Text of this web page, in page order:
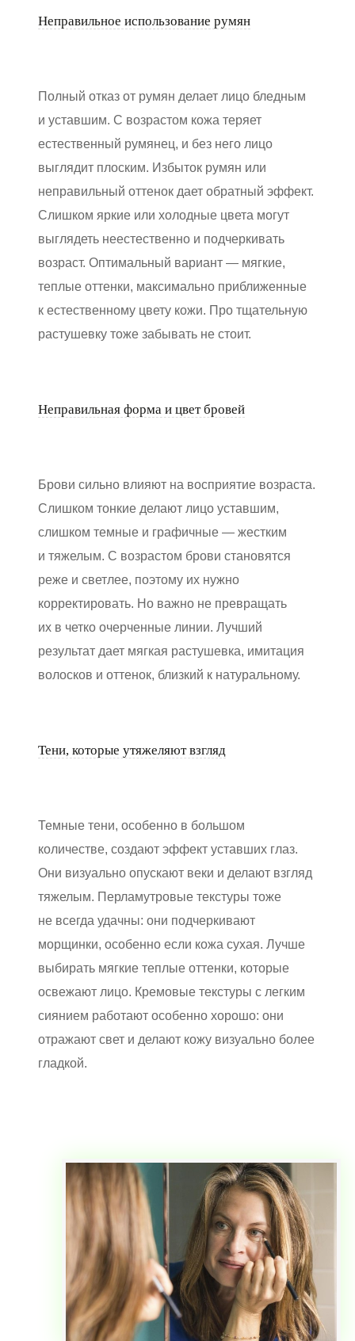
Неправильное использование румян
Полный отказ от румян делает лицо бледным
и уставшим. С возрастом кожа теряет
естественный румянец, и без него лицо
выглядит плоским. Избыток румян или
неправильный оттенок дает обратный эффект.
Слишком яркие или холодные цвета могут
выглядеть неестественно и подчеркивать
возраст. Оптимальный вариант — мягкие,
теплые оттенки, максимально приближенные
к естественному цвету кожи. Про тщательную
растушевку тоже забывать не стоит.
Неправильная форма и цвет бровей
Брови сильно влияют на восприятие возраста.
Слишком тонкие делают лицо уставшим,
слишком темные и графичные — жестким
и тяжелым. С возрастом брови становятся
реже и светлее, поэтому их нужно
корректировать. Но важно не превращать
их в четко очерченные линии. Лучший
результат дает мягкая растушевка, имитация
волосков и оттенок, близкий к натуральному.
Тени, которые утяжеляют взгляд
Темные тени, особенно в большом
количестве, создают эффект уставших глаз.
Они визуально опускают веки и делают взгляд
тяжелым. Перламутровые текстуры тоже
не всегда удачны: они подчеркивают
морщинки, особенно если кожа сухая. Лучше
выбирать мягкие теплые оттенки, которые
освежают лицо. Кремовые текстуры с легким
сиянием работают особенно хорошо: они
отражают свет и делают кожу визуально более
гладкой.